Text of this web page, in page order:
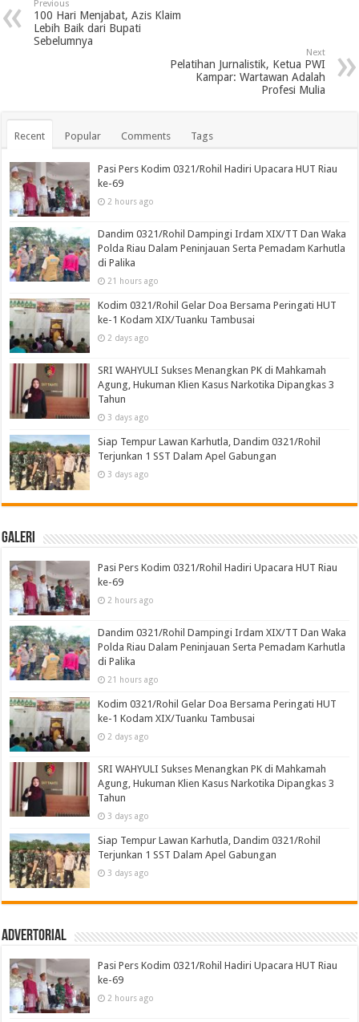
Previous
100 Hari Menjabat, Azis Klaim
Lebih Baik dari Bupati
Sebelumnya
Next
Pelatihan Jurnalistik, Ketua PWI
Kampar: Wartawan Adalah
Profesi Mulia
Recent Popular Comments Tags
Pasi Pers Kodim 0321/Rohil Hadiri Upacara HUT Riau
ke-69
2 hours ago
Dandim 0321/Rohil Dampingi Irdam XIX/TT Dan Waka
Polda Riau Dalam Peninjauan Serta Pemadam Karhutla
di Palika
21 hours ago
Kodim 0321/Rohil Gelar Doa Bersama Peringati HUT
ke-1 Kodam XIX/Tuanku Tambusai
2 days ago
SRI WAHYULI Sukses Menangkan PK di Mahkamah
Agung, Hukuman Klien Kasus Narkotika Dipangkas 3
Tahun
3 days ago
Siap Tempur Lawan Karhutla, Dandim 0321/Rohil
Terjunkan 1 SST Dalam Apel Gabungan
3 days ago
Galeri
Pasi Pers Kodim 0321/Rohil Hadiri Upacara HUT Riau
ke-69
2 hours ago
Dandim 0321/Rohil Dampingi Irdam XIX/TT Dan Waka
Polda Riau Dalam Peninjauan Serta Pemadam Karhutla
di Palika
21 hours ago
Kodim 0321/Rohil Gelar Doa Bersama Peringati HUT
ke-1 Kodam XIX/Tuanku Tambusai
2 days ago
SRI WAHYULI Sukses Menangkan PK di Mahkamah
Agung, Hukuman Klien Kasus Narkotika Dipangkas 3
Tahun
3 days ago
Siap Tempur Lawan Karhutla, Dandim 0321/Rohil
Terjunkan 1 SST Dalam Apel Gabungan
3 days ago
Advertorial
Pasi Pers Kodim 0321/Rohil Hadiri Upacara HUT Riau
ke-69
2 hours ago